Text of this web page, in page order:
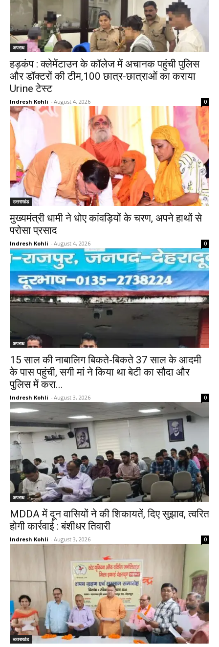
अपराध
हड़कंप : क्लेमेंटाउन के कॉलेज में अचानक पहुंची पुलिस
और डॉक्टरों की टीम,100 छात्र-छात्राओं का कराया
Urine टेस्ट
Indresh Kohli - August 4, 2026 0
उत्तराखंड
मुख्यमंत्री धामी ने धोए कांवड़ियों के चरण, अपने हाथों से
परोसा प्रसाद
Indresh Kohli - August 4, 2026 0
अपराध
15 साल की नाबालिग बिकते-बिकते 37 साल के आदमी
के पास पहुंची, सगी मां ने किया था बेटी का सौदा और
पुलिस में करा...
Indresh Kohli - August 3, 2026 0
अपराध
MDDA में दून वासियों ने की शिकायतें, दिए सुझाव, त्वरित
होगी कार्रवाई : बंशीधर तिवारी
Indresh Kohli - August 3, 2026 0
उत्तराखंड